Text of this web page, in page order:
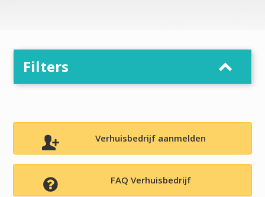
Filters
Verhuisbedrijf aanmelden
FAQ Verhuisbedrijf